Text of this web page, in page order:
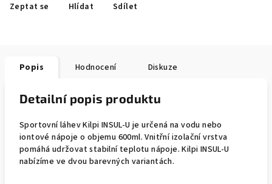
Zeptat se Hlídat Sdílet
Popis Hodnocení Diskuze
Detailní popis produktu
Sportovní láhev Kilpi INSUL-U je určená na vodu nebo
iontové nápoje o objemu 600ml. Vnitřní izolační vrstva
pomáhá udržovat stabilní teplotu nápoje. Kilpi INSUL-U
nabízíme ve dvou barevných variantách.